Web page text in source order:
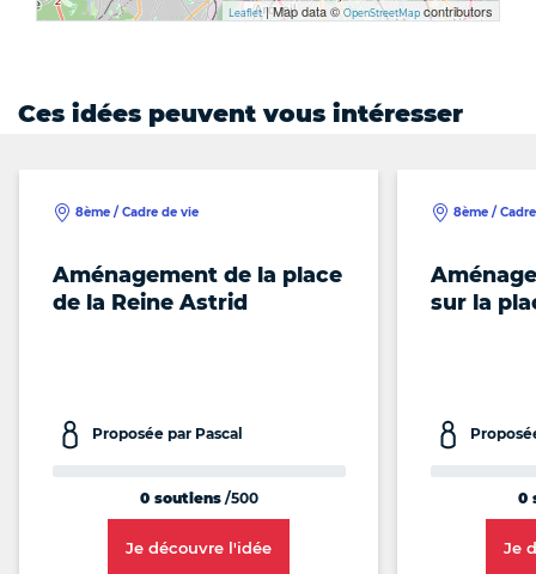
Leaflet| Map data ©OpenStreetMap contributors
Ces idées peuvent vous intéresser
Aménagement de la place
de la Reine Astrid
8ème / Cadre de vie
Proposée par Pascal
0 soutiens/500
Je découvre l'idée
sur la
8ème /
0
Je